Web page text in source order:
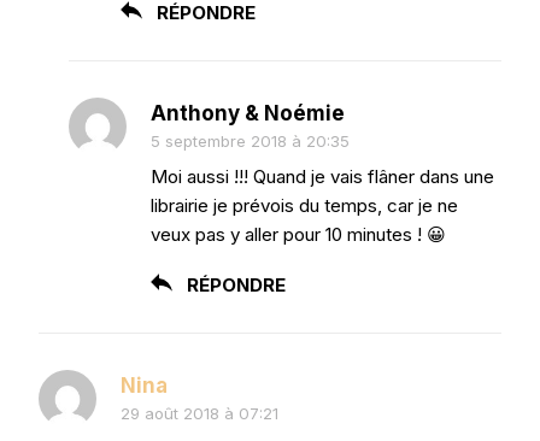
RÉPONDRE
Anthony & Noémie
5 septembre 2018 à 20:35
Moi aussi !!! Quand je vais flâner dans une
librairie je prévois du temps, car je ne
veux pas y aller pour 10 minutes ! 😀
RÉPONDRE
Nina
29 août 2018 à 07:21